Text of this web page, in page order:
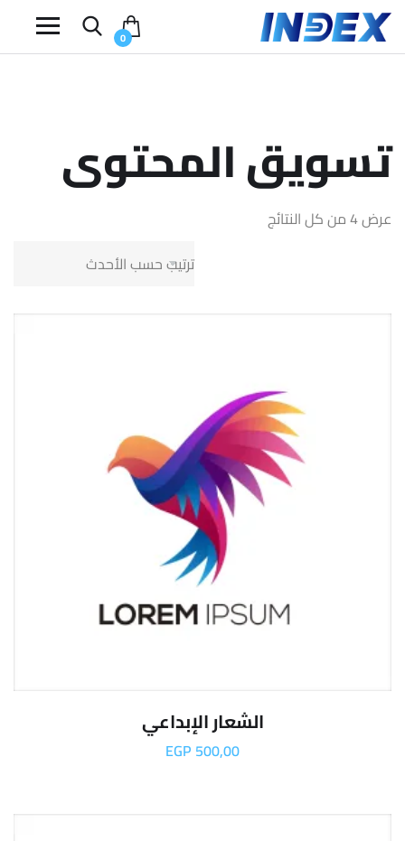
0
تسويق المحتوى
عرض ⁦4⁩ من كل النتائج
الشعار الإبداعي
EGP 500,00